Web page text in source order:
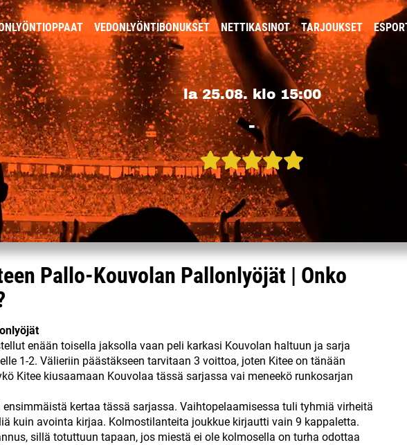
VEDONLYÖNTIBONUKSET NETTIKASINOT TARJOUKSET
la 25.08. klo 15:00
-
Pallo-Kouvolan Pallonlyöjät | Onko
enään toisella jaksolla vaan peli karkasi Kouvolan haltuun ja sarja
1-2. Välieriin päästäkseen tarvitaan 3 voittoa, joten Kitee on tänään
Kitee kiusaamaan Kouvolaa tässä sarjassa vai meneekö runkosarjan
kertaa tässä sarjassa. Vaihtopelaamisessa tuli tyhmiä virheitä
kuin avointa kirjaa. Kolmostilanteita joukkue kirjautti vain 9 kappaletta.
sillä totuttuun tapaan, jos miestä ei ole kolmosella on turha odottaa